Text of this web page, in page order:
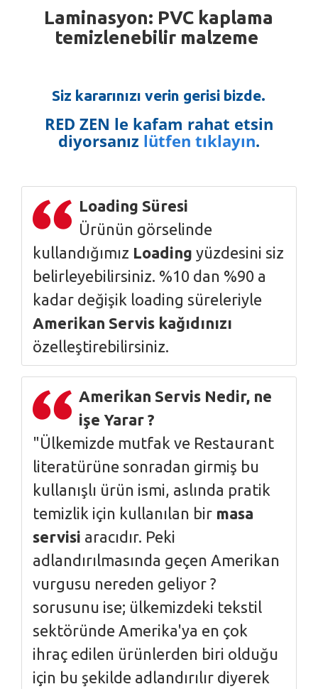
Laminasyon: PVC kaplama
temizlenebilir malzeme
Siz kararınızı verin gerisi bizde.
RED ZEN le kafam rahat etsin
diyorsanız lütfen tıklayın.
Loading Süresi
Ürünün görselinde
kullandığımız Loading yüzdesini siz
belirleyebilirsiniz. %10 dan %90 a
kadar değişik loading süreleriyle
Amerikan Servis kağıdınızı
özelleştirebilirsiniz.
Amerikan Servis Nedir, ne
işe Yarar ?
"Ülkemizde mutfak ve Restaurant
literatürüne sonradan girmiş bu
kullanışlı ürün ismi, aslında pratik
temizlik için kullanılan bir masa
servisi aracıdır. Peki
adlandırılmasında geçen Amerikan
vurgusu nereden geliyor ?
sorusunu ise; ülkemizdeki tekstil
sektöründe Amerika'ya en çok
ihraç edilen ürünlerden biri olduğu
için bu şekilde adlandırılır diyerek